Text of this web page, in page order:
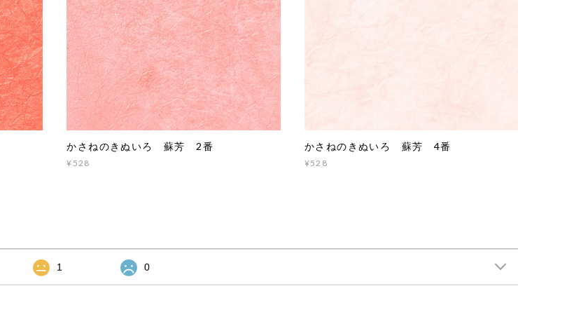
かさねのきぬいろ 蘇芳 2番
¥528
かさねのきぬいろ 蘇芳 4番
¥528
1 0